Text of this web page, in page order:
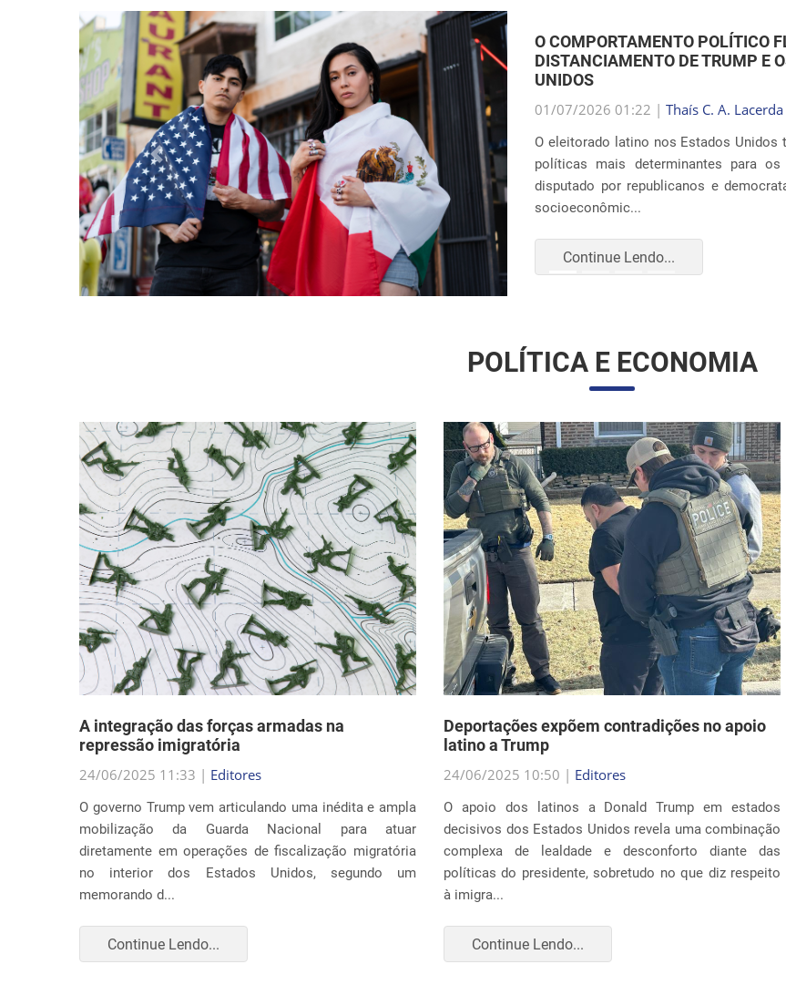
O RETORNO DAS SEPARAÇÕES
IMIGRAÇÃO DOS EUA
01/07/2026 00:59 |
O debate em torno das políticas de
dramáticos com as revelações sobre a
interior do país. Oito anos após os
Continue Lendo...
Anterior
A integração das forças armadas na
repressão imigratória
24/06/2025 11:33 |Editores
mobilização da Guarda Nacional para atuar
diretamente em operações de fiscalização migratória
no interior dos Estados Unidos, segundo um
memorando d...
Continue Lendo...
Deportações expõem contradições no apoio
latino a Trump
24/06/2025 10:50 |Editores
decisivos dos Estados Unidos revela uma combinação
complexa de lealdade e desconforto diante das
políticas do presidente, sobretudo no que diz respeito
à imigra...
Continue Lendo...